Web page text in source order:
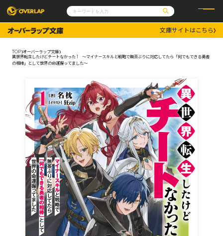
コミックガルド
コミッククリエ
LiQulle
ラブパルフェ
ノベルス
ノベルスf
ゲーム
企業
会社概要
採用情報
アクセス
オーバーラップホールディングス
お問い合わせはこちら
オーバーラップ文庫
オーバーラップノベルス
オーバーラップノベルスf
文庫サイトはこちら
TOP オーバーラップ文庫
異世界転生したけどチートなかった 1 ～マイナースキルと戦略で無茶ぶりに対応してたら「何でもできる勇者
の相棒」として世界の命運握ってました～